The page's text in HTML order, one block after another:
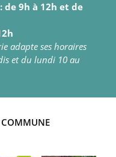
9h à 12h et de
adapte ses horaires
et du lundi 10 au
COMMUNE